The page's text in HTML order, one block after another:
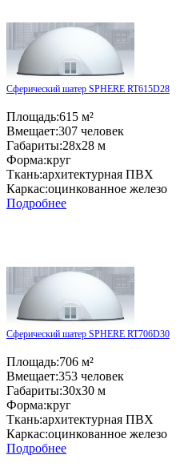
Сферический шатер SPHERE RT615D28
Площадь:615 м²
Вмещает:307 человек
Габариты:28x28 м
Форма:круг
Ткань:архитектурная ПВХ
Каркас:оцинкованное железо
Подробнее
Сферический шатер SPHERE RT706D30
Площадь:706 м²
Вмещает:353 человек
Габариты:30x30 м
Форма:круг
Ткань:архитектурная ПВХ
Каркас:оцинкованное железо
Подробнее